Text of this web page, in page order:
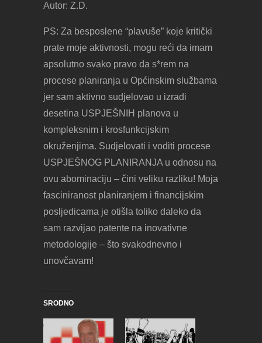
Autor: Z.D.
PS: Za besposlene “plavuše” koje kritički
prate moje aktivnosti, mogu reći da imam
apsolutno svako pravo da s*rem na
procese planiranja u Općinskim službama
jer sam aktivno sudjelovao u izradi
desetina USPJEŠNIH planova u
kompleksnim i krosfunkcijskim
okruženjima. Sudjelovati i voditi procese
USPJEŠNOG PLANIRANJA u odnosu na
ovu abominaciju – čini veliku razliku! Moja
fasciniranost planiranjem i financijskim
posljedicama je otišla toliko daleko da
sam razvijao patente na inovativne
metodologije – što svakodnevno i
unovčavam!
SRODNO